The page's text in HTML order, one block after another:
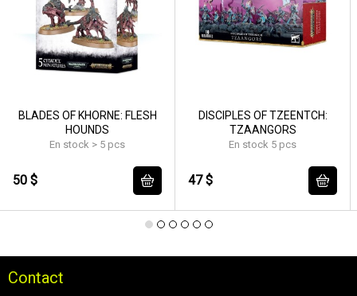
BLADES OF KHORNE: FLESH
HOUNDS
En stock > 5 pcs
50 $
DISCIPLES OF TZEENTCH:
TZAANGORS
En stock 5 pcs
47 $
Contact